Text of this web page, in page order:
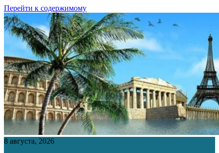
Перейти к содержимому
8 августа, 2026